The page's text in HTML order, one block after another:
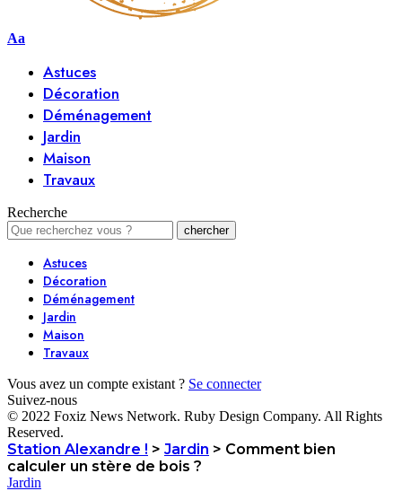
Aa
Astuces
Décoration
Déménagement
Jardin
Maison
Travaux
Recherche
Astuces
Décoration
Déménagement
Jardin
Maison
Travaux
Vous avez un compte existant ? Se connecter
Suivez-nous
© 2022 Foxiz News Network. Ruby Design Company. All Rights
Reserved.
Station Alexandre ! > Jardin > Comment bien
calculer un stère de bois ?
Jardin